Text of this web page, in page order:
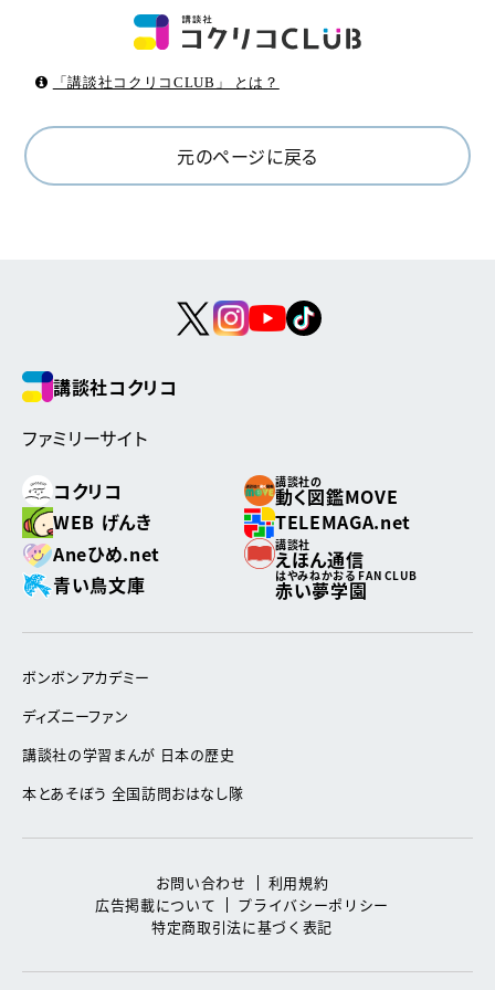
「講談社コクリコCLUB」 とは？
元のページに戻る
講談社コクリコ
ファミリーサイト
コクリコ
講談社の
動く図鑑MOVE
WEB げんき
TELEMAGA.net
Aneひめ.net
講談社
えほん通信
青い鳥文庫
はやみねかおる FAN CLUB
赤い夢学園
ボンボンアカデミー
ディズニーファン
講談社の学習まんが 日本の歴史
本とあそぼう 全国訪問おはなし隊
お問い合わせ
利用規約
広告掲載について
プライバシーポリシー
特定商取引法に基づく表記